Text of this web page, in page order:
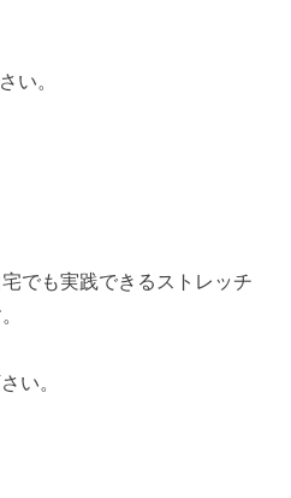
い。
でも実践できるストレッチ
い。